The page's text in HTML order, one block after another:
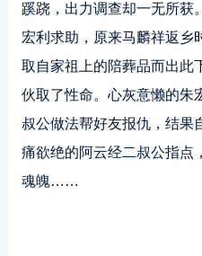
蹊跷，出力调查却一无所获
宏利求助，原来马麟祥返乡
取自家祖上的陪葬品而出此
伙取了性命。心灰意懒的朱
叔公做法帮好友报仇，结果
痛欲绝的阿云经二叔公指点
魂魄……